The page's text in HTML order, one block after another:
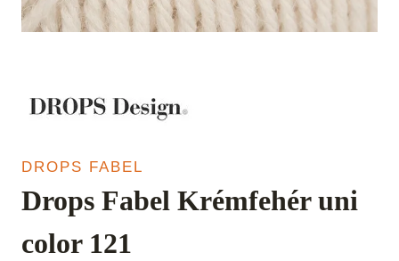
DROPS FABEL
Drops Fabel Krémfehér uni
color 121